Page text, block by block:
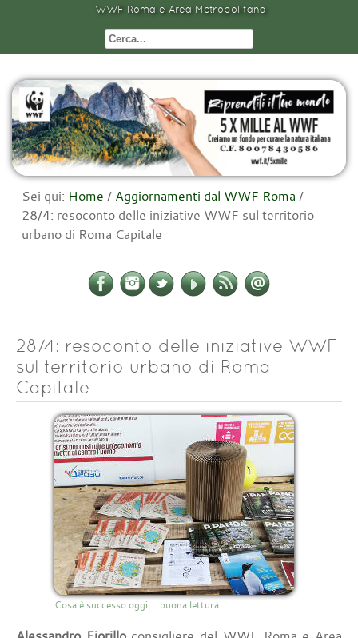
WWF Roma e Area Metropolitana
Sei qui: Home / Aggiornamenti dal WWF Roma /
28/4: resoconto delle iniziative WWF sul territorio
urbano di Roma Capitale
28/4: resoconto delle iniziative WWF
sul territorio urbano di Roma
Capitale
Cosa è successo oggi ... buona lettura